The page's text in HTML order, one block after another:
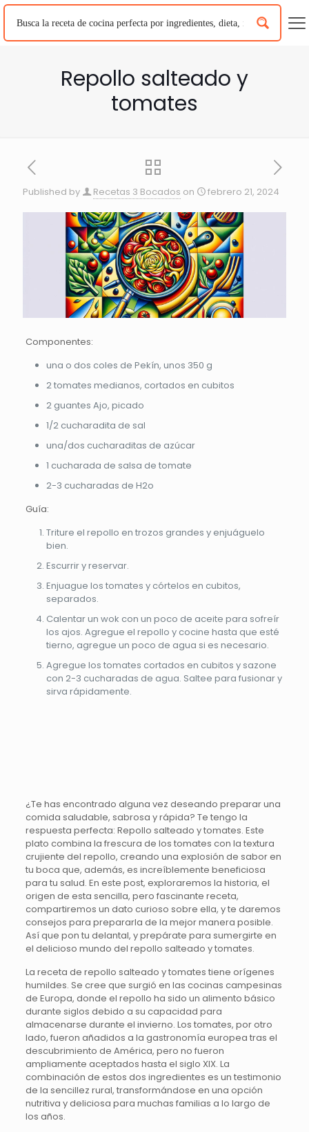
Repollo salteado y
tomates
Published by Recetas 3 Bocados on febrero 21, 2024
Componentes:
una o dos coles de Pekín, unos 350 g
2 tomates medianos, cortados en cubitos
2 guantes Ajo, picado
1/2 cucharadita de sal
una/dos cucharaditas de azúcar
1 cucharada de salsa de tomate
2-3 cucharadas de H2o
Guía:
Triture el repollo en trozos grandes y enjuáguelo
bien.
Escurrir y reservar.
Enjuague los tomates y córtelos en cubitos,
separados.
Calentar un wok con un poco de aceite para sofreír
los ajos. Agregue el repollo y cocine hasta que esté
tierno, agregue un poco de agua si es necesario.
Agregue los tomates cortados en cubitos y sazone
con 2-3 cucharadas de agua. Saltee para fusionar y
sirva rápidamente.
¿Te has encontrado alguna vez deseando preparar una
comida saludable, sabrosa y rápida? Te tengo la
respuesta perfecta: Repollo salteado y tomates. Este
plato combina la frescura de los tomates con la textura
crujiente del repollo, creando una explosión de sabor en
tu boca que, además, es increíblemente beneficiosa
para tu salud. En este post, exploraremos la historia, el
origen de esta sencilla, pero fascinante receta,
compartiremos un dato curioso sobre ella, y te daremos
consejos para prepararla de la mejor manera posible.
Así que pon tu delantal, y prepárate para sumergirte en
el delicioso mundo del repollo salteado y tomates.
La receta de repollo salteado y tomates tiene orígenes
humildes. Se cree que surgió en las cocinas campesinas
de Europa, donde el repollo ha sido un alimento básico
durante siglos debido a su capacidad para
almacenarse durante el invierno. Los tomates, por otro
lado, fueron añadidos a la gastronomía europea tras el
descubrimiento de América, pero no fueron
ampliamente aceptados hasta el siglo XIX. La
combinación de estos dos ingredientes es un testimonio
de la sencillez rural, transformándose en una opción
nutritiva y deliciosa para muchas familias a lo largo de
los años.